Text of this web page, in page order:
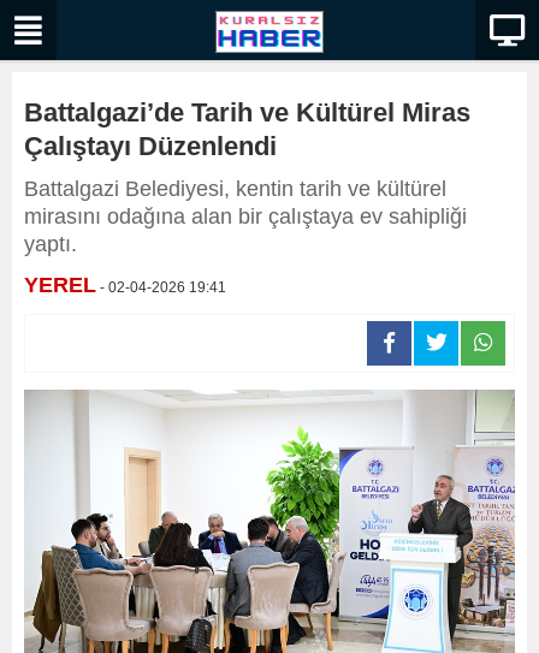
Battalgazi’de Tarih ve Kültürel Miras
Çalıştayı Düzenlendi
Battalgazi Belediyesi, kentin tarih ve kültürel
mirasını odağına alan bir çalıştaya ev sahipliği
yaptı.
YEREL - 02-04-2026 19:41